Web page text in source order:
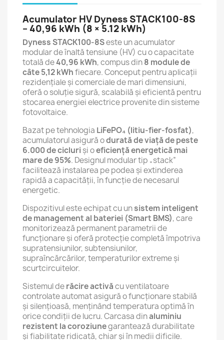
Acumulator HV Dyness STACK100-8S
– 40,96 kWh (8 × 5.12 kWh)
Dyness STACK100-8Seste un acumulator
modular de înaltă tensiune (HV) cu o capacitate
totală de40,96 kWh, compus din8 module de
câte 5,12 kWhfiecare. Conceput pentru aplicații
rezidențiale și comerciale de mari dimensiuni,
oferă o soluție sigură, scalabilă și eficientă pentru
stocarea energiei electrice provenite din sisteme
fotovoltaice.
Bazat pe tehnologia LiFePO₄ (litiu-fier-fosfat),
acumulatorul asigură odurată de viață de peste
6.000 de cicluri și oeficiență energetică mai
mare de 95%. Designul modular tip „stack”
facilitează instalarea pe podea și extinderea
rapidă a capacității, în funcție de necesarul
energetic.
Dispozitivul este echipat cu unsistem inteligent
de management al bateriei (Smart BMS), care
monitorizează permanent parametrii de
funcționare și oferă protecție completă împotriva
supratensiunilor, subtensiunilor,
supraîncărcărilor, temperaturilor extreme și
scurtcircuitelor.
Sistemul derăcire activăcu ventilatoare
controlate automat asigură o funcționare stabilă
și silențioasă, menținând temperatura optimă în
orice condiții de lucru. Carcasa dinaluminiu
rezistent la coroziunegarantează durabilitate
și fiabilitate ridicată, chiar și în medii dificile.